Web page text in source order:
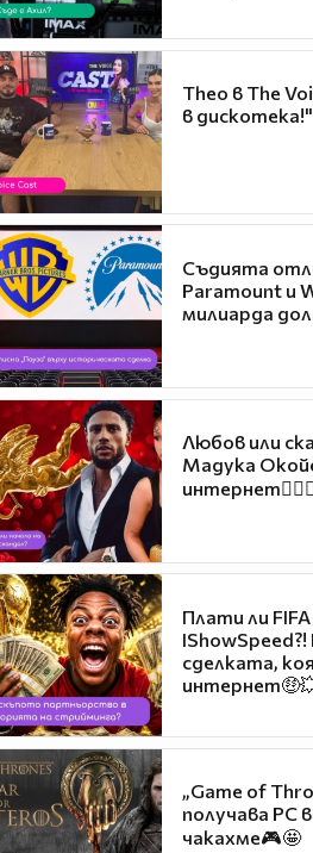
Theo в The
в
Съдията
Paramount и
милиарда
Любов или
Мадука
Плати ли
сделката,
„Game of
получава PC
чакахме🎮🤩